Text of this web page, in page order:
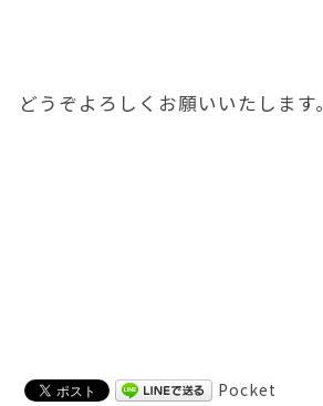
どうぞよろしくお願いいたします。
Pocket